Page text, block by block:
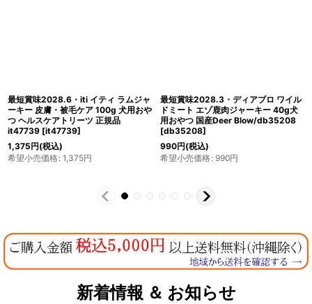
最短賞味2028.5.19・iti イティ ドッ
グ ラム＆ベニソンディナー 200g全年
齢犬用ドッグフード正規品it47890
[it47890]
1,980円(税込)
希望小売価格: 1,980円
最短賞味2028.9・iti イティ ビーフジ
ャーキー 腸内ケア 100g 犬用おやつ
ジャーキー ヘルスケアトリーツ 正規
品 it47753 [
1,375円(税込)
希望小売価格: 1,375円
新着情報 ＆ お知らせ